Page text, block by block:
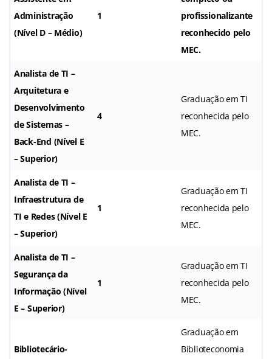
Administração
(Nível D – Médio)
1
profissionalizante
reconhecido pelo
MEC.
Analista de TI –
Arquitetura e
Desenvolvimento
de Sistemas –
Back-End (Nível E
– Superior)
4
Graduação em TI
reconhecida pelo
MEC.
Analista de TI –
Infraestrutura de
TI e Redes (Nível E
– Superior)
1
Graduação em TI
reconhecida pelo
MEC.
Analista de TI –
Segurança da
Informação (Nível
E – Superior)
1
Graduação em TI
reconhecida pelo
MEC.
Bibliotecário-
Graduação em
Biblioteconomia